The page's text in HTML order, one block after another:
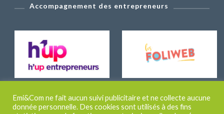
Accompagnement des entrepreneurs
Emi&Com ne fait aucun suivi publicitaire et ne collecte aucune
donnée personnelle. Des cookies sont utilisés à des fins